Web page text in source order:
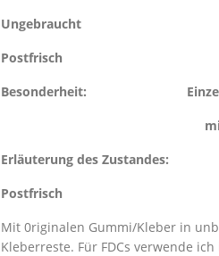
Ungebraucht
Postfrisch
Besonderheit:
mit einem
Erläuterung des Zustandes:
Postfrisch
Mit 0riginalen Gummi/Kleber in
Kleberreste. Für FDCs verwende